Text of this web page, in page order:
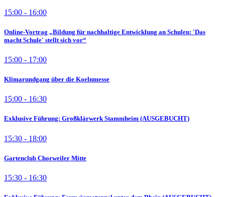
15:00 - 16:00
Online-Vortrag „Bildung für nachhaltige Entwicklung an Schulen: 'Das
macht Schule' stellt sich vor“
15:00 - 17:00
Klimarundgang über die Koelnmesse
15:00 - 16:30
Exklusive Führung: Großklärwerk Stammheim (AUSGEBUCHT)
15:30 - 18:00
Gartenclub Chorweiler Mitte
15:30 - 16:30